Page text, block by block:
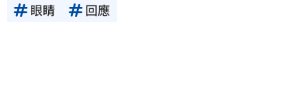
眼睛
回應